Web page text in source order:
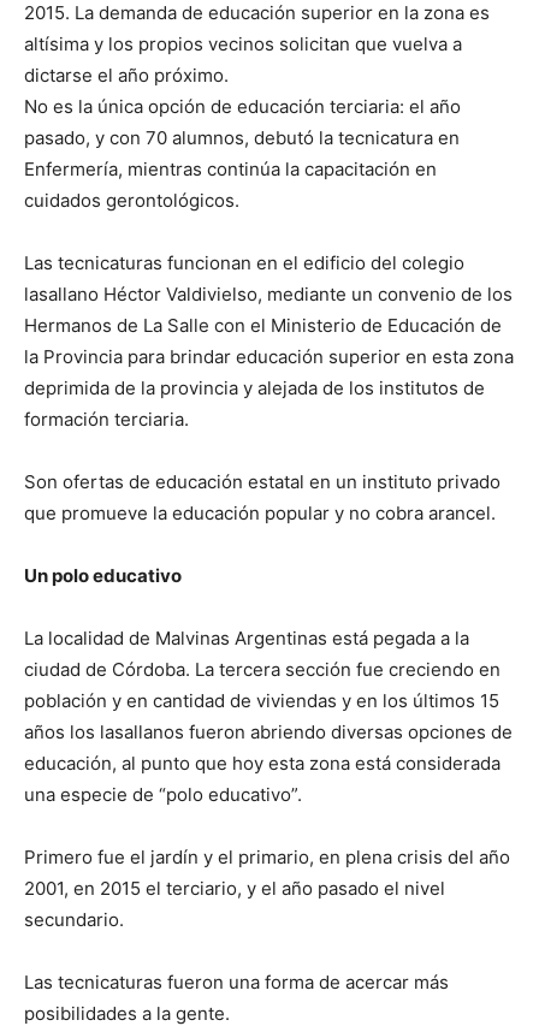
2015. La demanda de educación superior en la zona es
altísima y los propios vecinos solicitan que vuelva a
dictarse el año próximo.
No es la única opción de educación terciaria: el año
pasado, y con 70 alumnos, debutó la tecnicatura en
Enfermería, mientras continúa la capacitación en
cuidados gerontológicos.
Las tecnicaturas funcionan en el edificio del colegio
lasallano Héctor Valdivielso, mediante un convenio de los
Hermanos de La Salle con el Ministerio de Educación de
la Provincia para brindar educación superior en esta zona
deprimida de la provincia y alejada de los institutos de
formación terciaria.
Son ofertas de educación estatal en un instituto privado
que promueve la educación popular y no cobra arancel.
Un polo educativo
La localidad de Malvinas Argentinas está pegada a la
ciudad de Córdoba. La tercera sección fue creciendo en
población y en cantidad de viviendas y en los últimos 15
años los lasallanos fueron abriendo diversas opciones de
educación, al punto que hoy esta zona está considerada
una especie de “polo educativo”.
Primero fue el jardín y el primario, en plena crisis del año
2001, en 2015 el terciario, y el año pasado el nivel
secundario.
Las tecnicaturas fueron una forma de acercar más
posibilidades a la gente.